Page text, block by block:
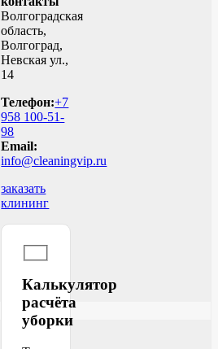
Волгоградская
область,
Волгоград,
Невская ул.,
14
Телефон:+7
958 100-51-
98
Email:
info@cleaningvip.ru
заказать
клининг
Калькулятор
расчёта
уборки